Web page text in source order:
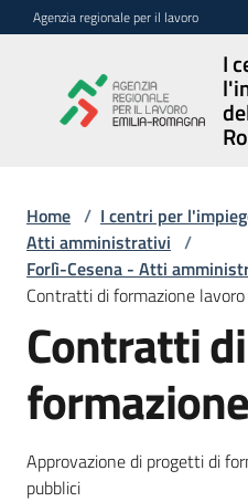
Vai al contenuto
Vai alla navigazione
Vai al footer
Agenzia regionale per il lavoro
I
I centri
l'impiego
Romagna
Sedi
e
contatti
Avvisi
Atti
amministrativi
Menu selezionato
Home / I centri per
Atti amministrativi /
Forlì-Cesena - Atti
Contratti di formazione lavoro
Contratti di
Approvazione di progetti di
pubblici